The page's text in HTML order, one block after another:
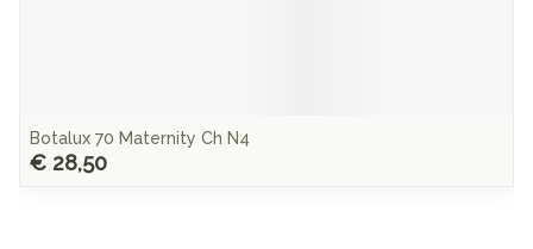
Botalux 70 Maternity Ch N4
€ 28,50